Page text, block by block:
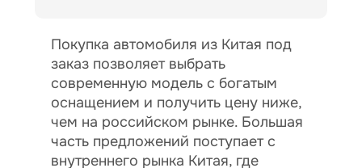
Покупка автомобиля из Китая под
заказ позволяет выбрать
современную модель с богатым
оснащением и получить цену ниже,
чем на российском рынке. Большая
часть предложений поступает с
внутреннего рынка Китая, где